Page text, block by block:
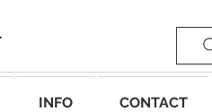
INFO CONTACT